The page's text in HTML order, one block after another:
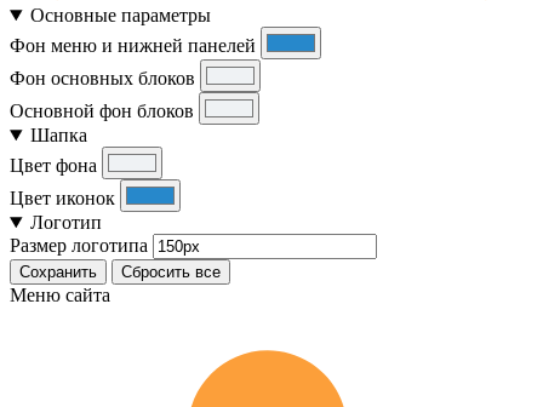
Основные параметры
Фон меню и нижней панелей
Фон основных блоков
Основной фон блоков
Шапка
Цвет фона
Цвет иконок
Логотип
Размер логотипа
Сохранить Сбросить все
Меню сайта